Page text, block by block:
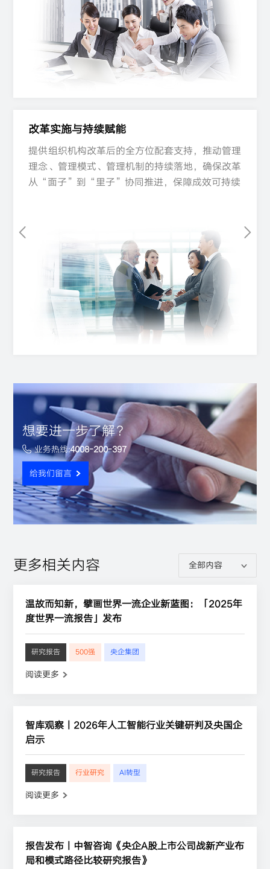
提供组织机构改革后的全方位配套支持，推动管理
理念、管理模式、管理机制的持续落地，确保改革
从“面子”到“里子”协同推进，保障成效可持续
改革实施与持续赋能​
提供组织机构改革后的全方位配套支持，推动管理
理念、管理模式、管理机制的持续落地，确保改革
从“面子”到“里子”协同推进，保障成效可持续
改革实施与持续赋能​
提供组织机构改革后的全方位配套支持，推动管理
理念、管理模式、管理机制的持续落地，确保改革
从“面子”到“里子”协同推进，保障成效可持续
想要进一步了解？
业务热线:4008-200-397
给我们留言
更多相关内容
温故而知新，擘画世界一流企业新蓝图：「2025年
度世界一流报告」发布
研究报告 500强 央企集团
阅读更多
智库观察丨2026年人工智能行业关键研判及央国企
启示
研究报告 行业研究 AI转型
阅读更多
报告发布丨中智咨询《央企A股上市公司战新产业布
局和模式路径比较研究报告》